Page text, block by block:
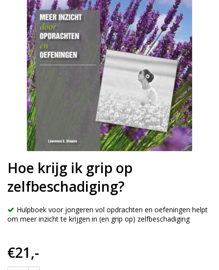
Hoe krijg ik grip op
zelfbeschadiging?
Hulpboek voor jongeren vol opdrachten en oefeningen helpt
om meer inzicht te krijgen in (en grip op) zelfbeschadiging
€21,-